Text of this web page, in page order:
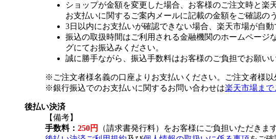
ショップが金額を変更した場合、お客様のご注文時と楽
お支払いに関するご案内メールに記載の金額をご確認の
3日以内にお支払いが確認できない場合、楽天市場が自動
振込の取扱時間はご利用される金融機関のホームペー
グにてお振込みください。
誠に勝手ながら、振込手数料はお客様のご負担でお願い
※ご注文者様名義の口座よりお支払いください。ご注文者様
※銀行振込でのお支払いに関するお問い合わせは楽天市場まで
後払い決済
【備考】
手数料： 250円
（請求書発行料）をお客様にご負担いただきます